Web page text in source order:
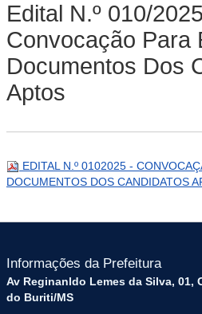
Edital N.º 010/
Convocação Para
Documentos Dos
Aptos
EDITAL N.º 0102025 -
DOCUMENTOS DOS CANDIDATOS
Informações da Prefeitura
Av Reginanldo Lemes da Silva, 01,
do Buriti/MS